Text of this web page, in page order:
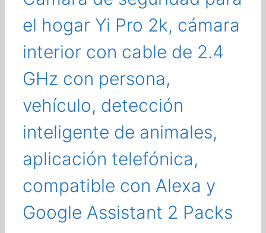
el hogar Yi Pro 2k, cámara
interior con cable de 2.4
GHz con persona,
vehículo, detección
inteligente de animales,
aplicación telefónica,
compatible con Alexa y
Google Assistant 2 Packs